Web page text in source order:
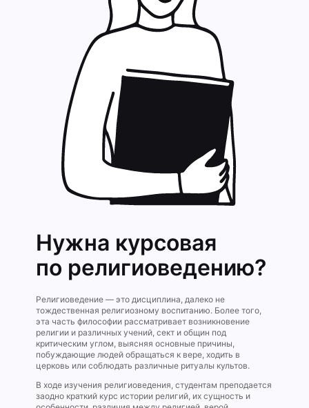
Нужна курсовая
по религиове­дению?
Религиоведение — это дисциплина, далеко не
тождественная религиозному воспитанию. Более того,
эта часть философии рассматривает возникновение
религии и различных учений, сект и общин под
критическим углом, выясняя основные причины,
побуждающие людей обращаться к вере, ходить в
церковь или соблюдать различные ритуалы культов.
В ходе изучения религиоведения, студентам преподается
заодно краткий курс истории религий, их сущность и